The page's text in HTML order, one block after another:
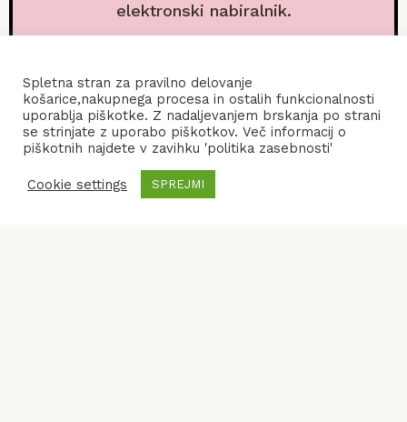
elektronski nabiralnik.
Spletna stran za pravilno delovanje
košarice,nakupnega procesa in ostalih funkcionalnosti
uporablja piškotke. Z nadaljevanjem brskanja po strani
se strinjate z uporabo piškotkov. Več informacij o
piškotnih najdete v zavihku 'politika zasebnosti'
Cookie settings SPREJMI